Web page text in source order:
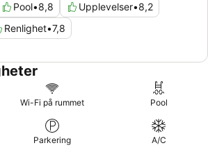
Pool•8,8 Upplevelser•8,2
Renlighet•7,8
Wi-Fi på rummet Pool
Parkering A/C